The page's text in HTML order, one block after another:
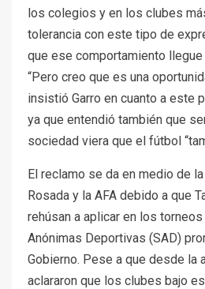
los colegios y en los clubes
tolerancia con este tipo de
que ese comportamiento
“Pero creo que es una
insistió Garro en cuanto a este
ya que entendió también que
sociedad viera que el fútbol
El reclamo se da en medio de
Rosada y la AFA debido a que
rehúsan a aplicar en los
Anónimas Deportivas (SAD)
Gobierno. Pese a que desde la
aclararon que los clubes bajo